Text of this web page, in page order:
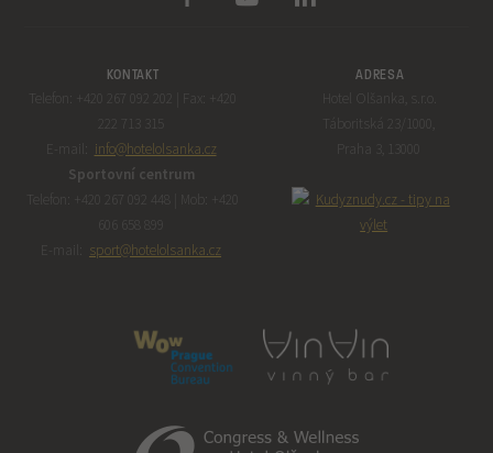
222 713 315
E-mail:
info@hotelolsanka.cz
606 658 899
Hotel Olšanka, s.r.o.